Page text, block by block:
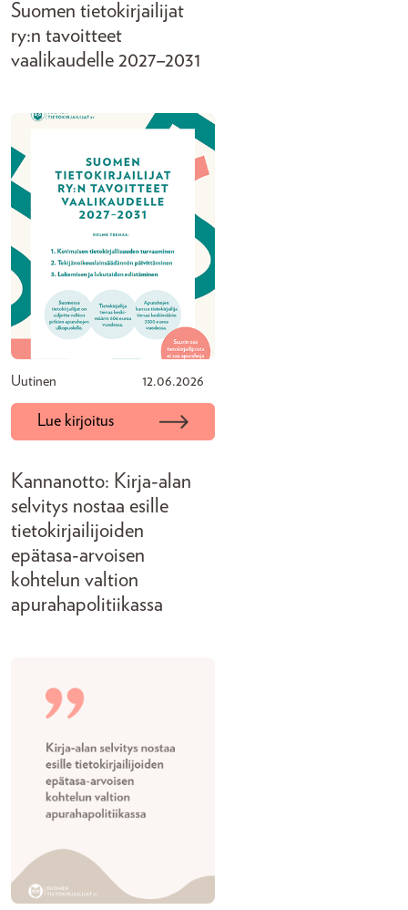
Suomen tietokirjailijat
ry:n tavoitteet
vaalikaudelle 2027–2031
Uutinen 12.06.2026
Lue kirjoitus
Kannanotto: Kirja-alan
selvitys nostaa esille
tietokirjailijoiden
epätasa-arvoisen
kohtelun valtion
apurahapolitiikassa